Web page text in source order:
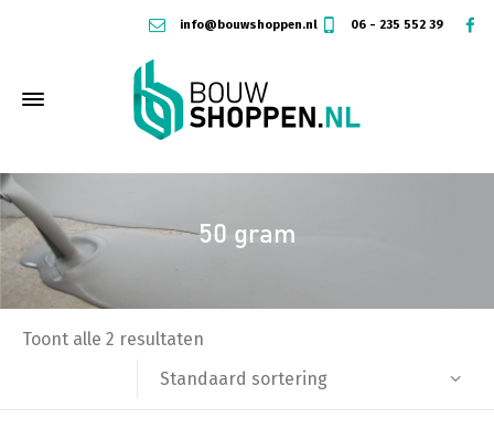
info@bouwshoppen.nl 06 - 235 552 39
50 gram
Toont alle 2 resultaten
Standaard sortering